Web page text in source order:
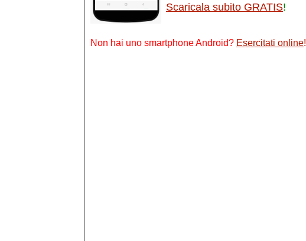
Scaricala subito GRATIS!
Non hai uno smartphone Android? Esercitati online!